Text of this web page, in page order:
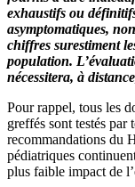
exhaustifs ou
asymptomatiques,
chiffres surestiment
population.
nécessitera, à
Pour rappel, tous les
greffés sont testés
recommandations du
pédiatriques
plus faible impact de